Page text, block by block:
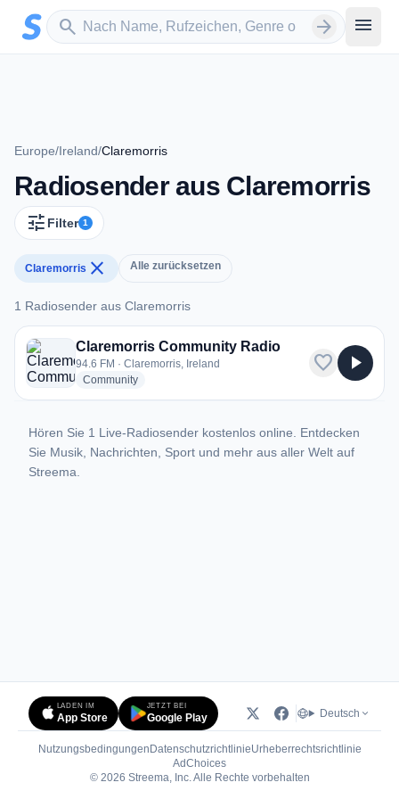
Zum Hauptinhalt springen
search
Sender suchen arrow_forward menu
Europe/Ireland/Claremorris
Radiosender aus Claremorris
tune Filter 1
Claremorris close Alle zurücksetzen
1 Radiosender aus Claremorris
1 Radiosender aus Claremorris
Claremorris Community Radio
94.6 FM · Claremorris, Ireland
Communityradio stations
favorite play_arrow
Hören Sie 1 Live-Radiosender kostenlos online. Entdecken
Sie Musik, Nachrichten, Sport und mehr aus aller Welt auf
Streema.
LADEN IM
App Store
JETZT BEI
Google Play Deutsch
Nutzungsbedingungen DatenschutzrichtlinieUrheberrechtsrichtlinie
AdChoices(öffnet in neuem Tab)
© 2026 Streema, Inc. Alle Rechte vorbehalten